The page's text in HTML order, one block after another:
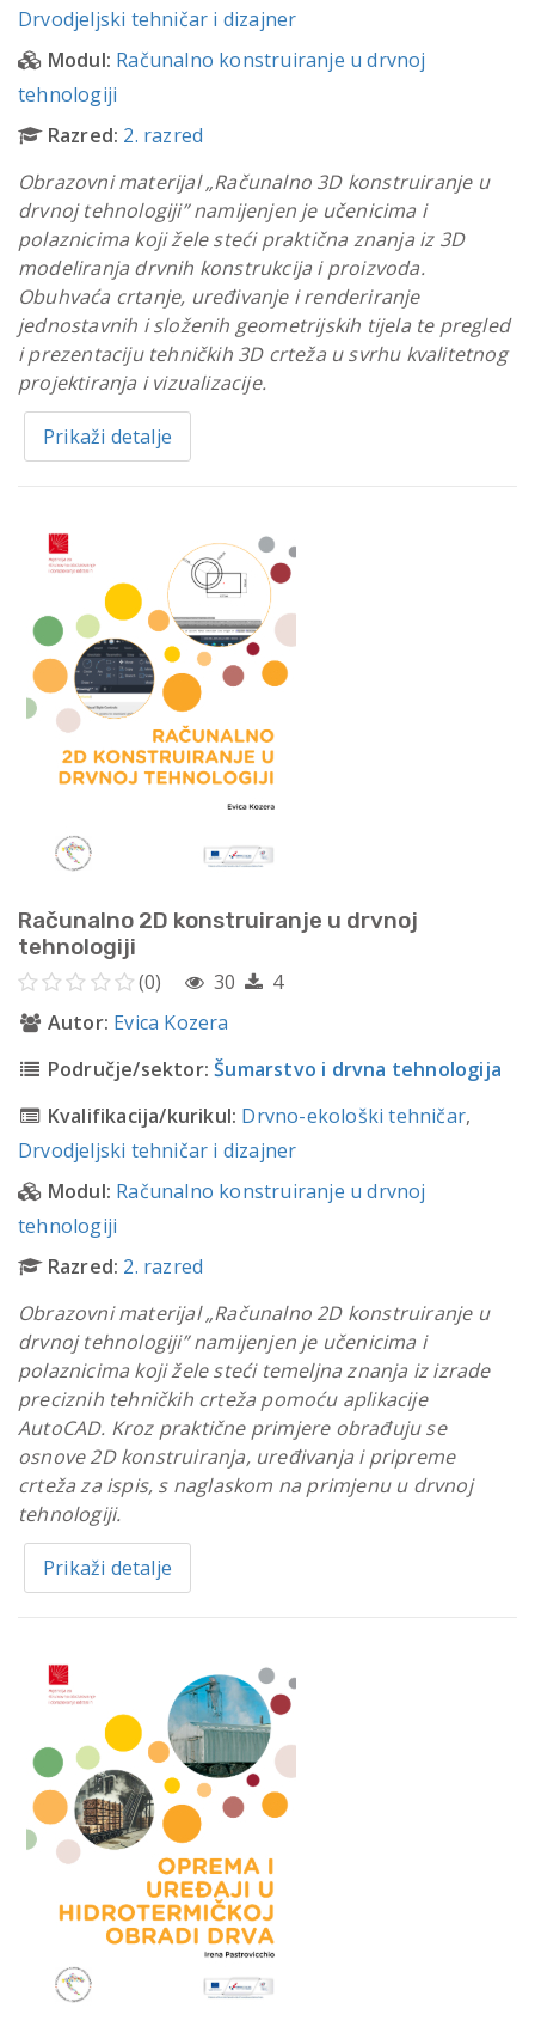
Drvodjeljski tehničar i dizajner
Modul: Računalno konstruiranje u drvnoj
tehnologiji
Razred: 2. razred
Obrazovni materijal „Računalno 3D konstruiranje u
drvnoj tehnologiji” namijenjen je učenicima i
polaznicima koji žele steći praktična znanja iz 3D
modeliranja drvnih konstrukcija i proizvoda.
Obuhvaća crtanje, uređivanje i renderiranje
jednostavnih i složenih geometrijskih tijela te pregled
i prezentaciju tehničkih 3D crteža u svrhu kvalitetnog
projektiranja i vizualizacije.
Prikaži detalje
Računalno 2D konstruiranje u drvnoj
tehnologiji
(0) 30
4
Autor: Evica Kozera
Područje/sektor: Šumarstvo i drvna tehnologija
Kvalifikacija/kurikul: Drvno-ekološki tehničar,
Drvodjeljski tehničar i dizajner
Modul: Računalno konstruiranje u drvnoj
tehnologiji
Razred: 2. razred
Obrazovni materijal „Računalno 2D konstruiranje u
drvnoj tehnologiji” namijenjen je učenicima i
polaznicima koji žele steći temeljna znanja iz izrade
preciznih tehničkih crteža pomoću aplikacije
AutoCAD. Kroz praktične primjere obrađuju se
osnove 2D konstruiranja, uređivanja i pripreme
crteža za ispis, s naglaskom na primjenu u drvnoj
tehnologiji.
Prikaži detalje